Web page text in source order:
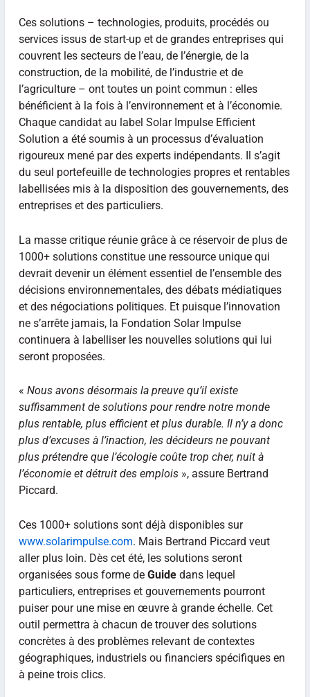
Ces solutions – technologies, produits, procédés ou
services issus de start-up et de grandes entreprises qui
couvrent les secteurs de l’eau, de l’énergie, de la
construction, de la mobilité, de l’industrie et de
l’agriculture – ont toutes un point commun : elles
bénéficient à la fois à l’environnement et à l’économie.
Chaque candidat au label Solar Impulse Efficient
Solution a été soumis à un processus d’évaluation
rigoureux mené par des experts indépendants. Il s’agit
du seul portefeuille de technologies propres et rentables
labellisées mis à la disposition des gouvernements, des
entreprises et des particuliers.
La masse critique réunie grâce à ce réservoir de plus de
1000+ solutions constitue une ressource unique qui
devrait devenir un élément essentiel de l’ensemble des
décisions environnementales, des débats médiatiques
et des négociations politiques. Et puisque l’innovation
ne s’arrête jamais, la Fondation Solar Impulse
continuera à labelliser les nouvelles solutions qui lui
seront proposées.
« Nous avons désormais la preuve qu’il existe
suffisamment de solutions pour rendre notre monde
plus rentable, plus efficient et plus durable. Il n’y a donc
plus d’excuses à l’inaction, les décideurs ne pouvant
plus prétendre que l’écologie coûte trop cher, nuit à
l’économie et détruit des emplois», assure Bertrand
Piccard.
Ces 1000+ solutions sont déjà disponibles sur
www.solarimpulse.com. Mais Bertrand Piccard veut
aller plus loin. Dès cet été, les solutions seront
organisées sous forme de Guidedans lequel
particuliers, entreprises et gouvernements pourront
puiser pour une mise en œuvre à grande échelle. Cet
outil permettra à chacun de trouver des solutions
concrètes à des problèmes relevant de contextes
géographiques, industriels ou financiers spécifiques en
à peine trois clics.